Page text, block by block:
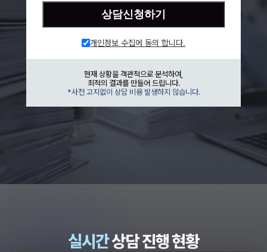
상담신청하기
개인정보 수집에 동의 합니다.
현재 상황을 객관적으로 분석하여,
최적의 결과를 만들어 드립니다.
*사전 고지없이 상담 비용 발생하지 않습니다.
실시간상담 진행 현황